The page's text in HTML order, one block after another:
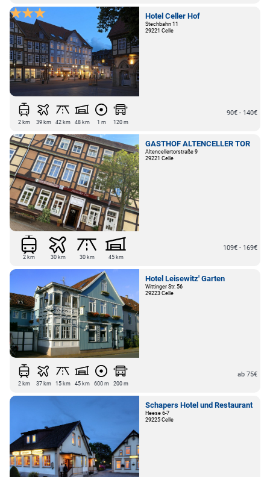
Hotel Celler Hof
Stechbahn 11
29221 Celle
2 km 39 km 42 km 48 km 1 m 120 m
90€ - 140€
GASTHOF ALTENCELLER TOR
Altencellertorstraße 9
29221 Celle
2 km 30 km 30 km 45 km
109€ - 169€
Hotel Leisewitz' Garten
Wittinger Str. 56
29223 Celle
2 km 37 km 15 km 45 km 600 m 200 m
ab 75€
Schapers Hotel und Restaurant
Heese 6-7
29225 Celle